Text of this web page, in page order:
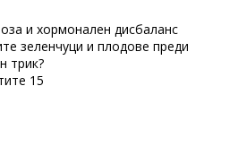
и хормонален дисбаланс
зеленчуци и плодове преди
трик?
15